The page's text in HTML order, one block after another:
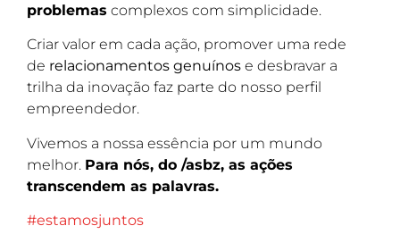
problemas complexos com simplicidade.
Criar valor em cada ação, promover uma rede
de relacionamentos genuínos e desbravar a
trilha da inovação faz parte do nosso perfil
empreendedor.
Vivemos a nossa essência por um mundo
melhor. Para nós, do /asbz, as ações
transcendem as palavras.
#estamosjuntos